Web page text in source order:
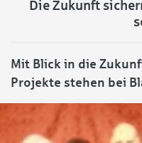
Die Zukunft
Mit Blick in die
Projekte stehen bei